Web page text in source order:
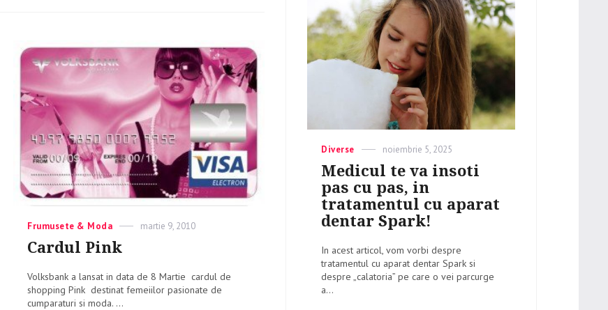
Categories
Frumusete & Moda
Posted
martie 9, 2010
Cardul Pink
Volksbank a lansat in data de 8 Martie cardul de
shopping Pink destinat femeiilor pasionate de
cumparaturi si moda. ...
Categories
Diverse
Posted
on
noiembrie 5, 2025
Medicul te va insoti
pas cu pas, in
tratamentul cu aparat
dentar Spark!
In acest articol, vom vorbi despre
tratamentul cu aparat dentar Spark si
despre „calatoria” pe care o vei parcurge
a...